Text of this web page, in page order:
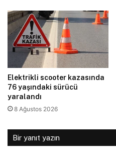
Elektrikli scooter kazasında
76 yaşındaki sürücü
yaralandı
8 Ağustos 2026
Bir yanıt yazın